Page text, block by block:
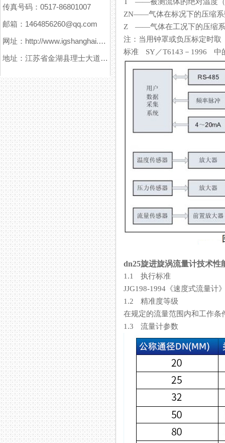
传真号码：0517-86801007
邮箱：1464856260@qq.com
网址：http://www.igshanghai.com
地址：江苏省金湖县理士大道61号
ZN——气体在标况下的压缩系数
Z ——气体在工况下的压缩系数
注：当用钟罩或负压标定
标准 SY／T6143－1996 中的公
dn25旋进旋涡流量计技术性
1.1 执行标准
JJG198-1994《速度式流量计
1.2 精准度等级
在规定的流量范围内和工作
1.3 流量计参数